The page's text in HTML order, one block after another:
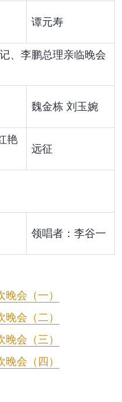
谭元寿
、李鹏总理亲临晚会
魏金栋 刘玉婉
艳
远征
领唱者：李谷一
会（一）
会（二）
会（三）
会（四）